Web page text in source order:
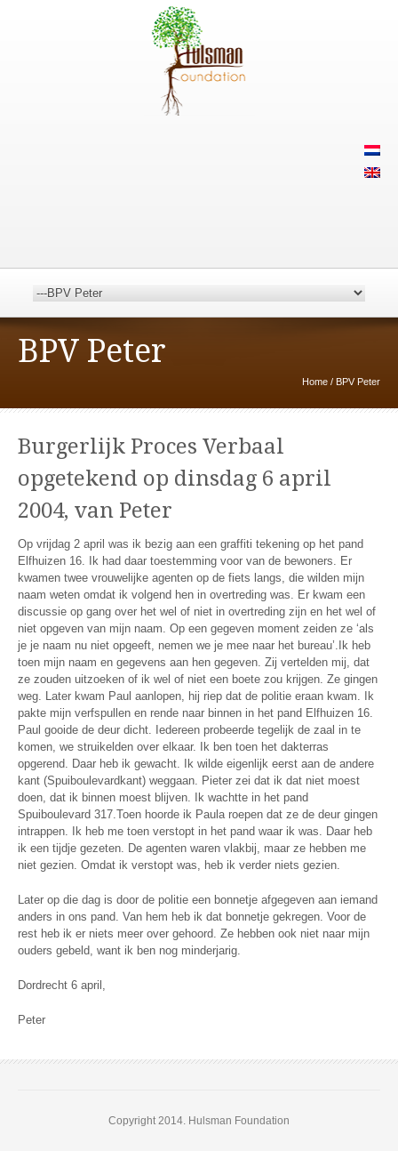
BPV Peter
Home / BPV Peter
Burgerlijk Proces Verbaal
opgetekend op dinsdag 6 april
2004, van Peter
Op vrijdag 2 april was ik bezig aan een graffiti tekening op het pand
Elfhuizen 16. Ik had daar toestemming voor van de bewoners. Er
kwamen twee vrouwelijke agenten op de fiets langs, die wilden mijn
naam weten omdat ik volgend hen in overtreding was. Er kwam een
discussie op gang over het wel of niet in overtreding zijn en het wel of
niet opgeven van mijn naam. Op een gegeven moment zeiden ze ‘als
je je naam nu niet opgeeft, nemen we je mee naar het bureau’.Ik heb
toen mijn naam en gegevens aan hen gegeven. Zij vertelden mij, dat
ze zouden uitzoeken of ik wel of niet een boete zou krijgen. Ze gingen
weg. Later kwam Paul aanlopen, hij riep dat de politie eraan kwam. Ik
pakte mijn verfspullen en rende naar binnen in het pand Elfhuizen 16.
Paul gooide de deur dicht. Iedereen probeerde tegelijk de zaal in te
komen, we struikelden over elkaar. Ik ben toen het dakterras
opgerend. Daar heb ik gewacht. Ik wilde eigenlijk eerst aan de andere
kant (Spuiboulevardkant) weggaan. Pieter zei dat ik dat niet moest
doen, dat ik binnen moest blijven. Ik wachtte in het pand
Spuiboulevard 317.Toen hoorde ik Paula roepen dat ze de deur gingen
intrappen. Ik heb me toen verstopt in het pand waar ik was. Daar heb
ik een tijdje gezeten. De agenten waren vlakbij, maar ze hebben me
niet gezien. Omdat ik verstopt was, heb ik verder niets gezien.
Later op die dag is door de politie een bonnetje afgegeven aan iemand
anders in ons pand. Van hem heb ik dat bonnetje gekregen. Voor de
rest heb ik er niets meer over gehoord. Ze hebben ook niet naar mijn
ouders gebeld, want ik ben nog minderjarig.
Dordrecht 6 april,
Peter
Copyright 2014. Hulsman Foundation